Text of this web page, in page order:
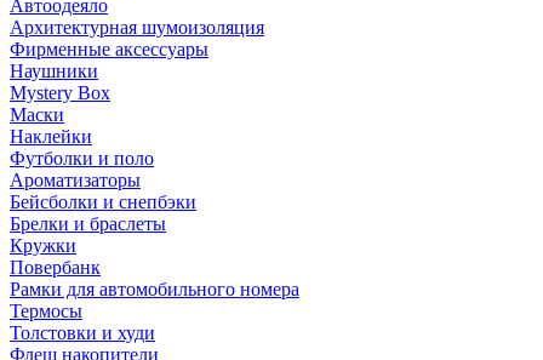
Автоодеяло
Архитектурная шумоизоляция
Фирменные аксессуары
Наушники
Mystery Box
Маски
Наклейки
Футболки и поло
Ароматизаторы
Бейсболки и снепбэки
Брелки и браслеты
Кружки
Повербанк
Рамки для автомобильного номера
Термосы
Толстовки и худи
Флеш накопители